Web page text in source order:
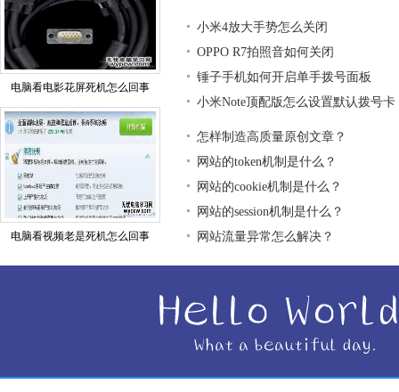
电脑看电影花屏死机怎么回事
电脑看视频老是死机怎么回事
小米4放大手势怎么关闭
OPPO R7拍照音如何关闭
锤子手机如何开启单手拨号面板
小米Note顶配版怎么设置默认拨号卡
怎样制造高质量原创文章？
网站的token机制是什么？
网站的cookie机制是什么？
网站的session机制是什么？
网站流量异常怎么解决？